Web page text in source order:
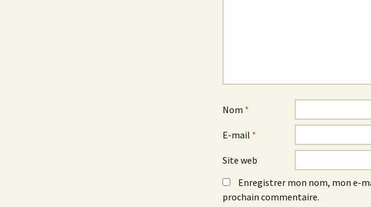
Nom *
E-mail *
Site web
Enregistrer mon nom, mon e-
prochain commentaire.